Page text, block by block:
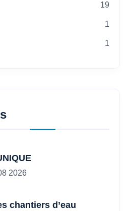
19
1
1
2026
chantiers d’eau